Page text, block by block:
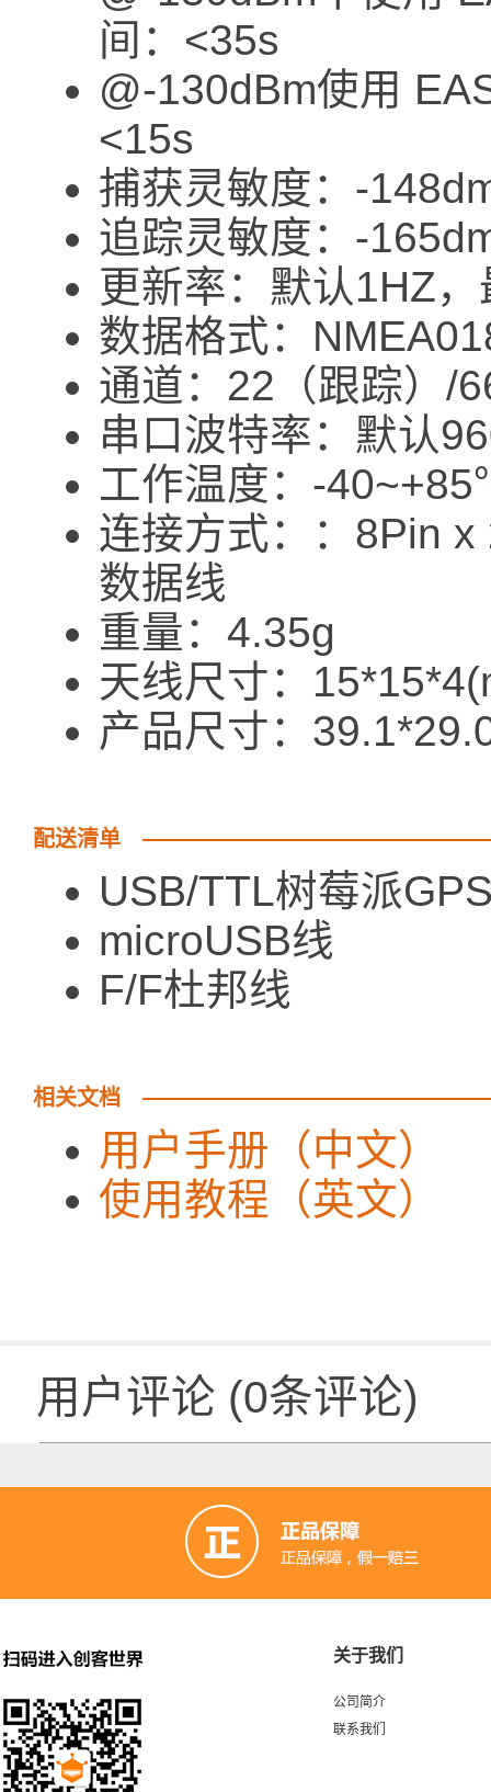
间：<35s
@-130dBm使用
<15s
捕获灵敏度：-
追踪灵敏度：-
更新率：默认1HZ
数据格式：
通道：22（跟踪）/
串口波特率：默认
工作温度：-
连接方式：：8Pin
数据线
重量：4.35g
天线尺寸：
产品尺寸：
配送清单
USB/TTL树莓派
microUSB线
F/F杜邦线
相关文档
用户手册（中文）
使用教程（英文）
用户评论 (0条评论)
关于我们
公司简介
联系我们